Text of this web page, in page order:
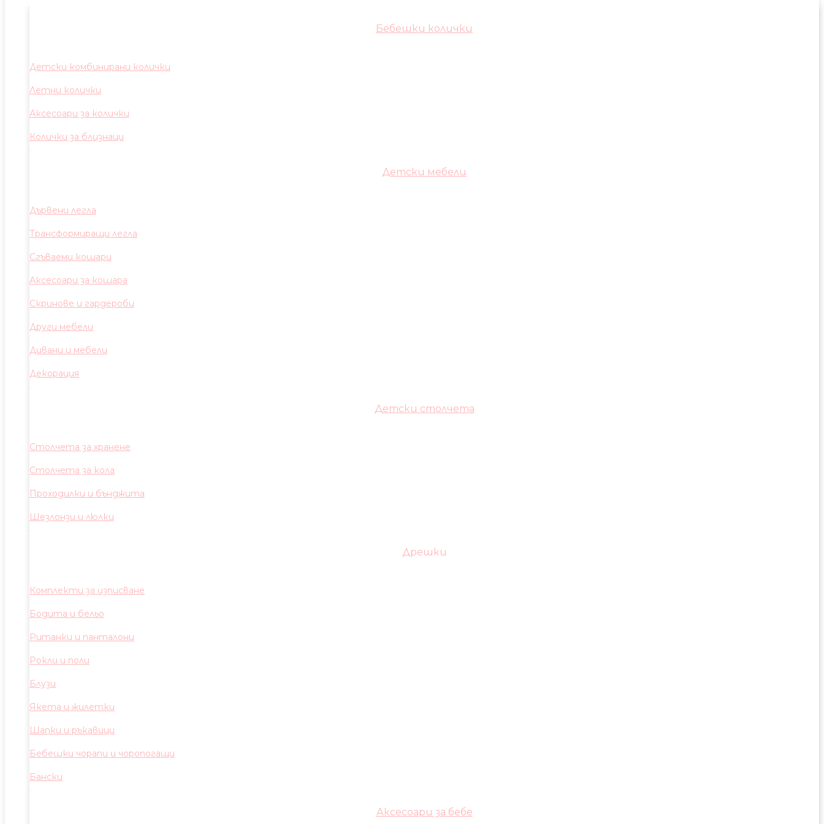
Бебешки колички
Детски комбинирани колички
Летни колички
Аксесоари за колички
Колички за близнаци
Детски мебели
Дървени легла
Трансформиращи легла
Сгъваеми кошари
Аксесоари за кошара
Скринове и гардероби
Други мебели
Дивани и мебели
Декорация
Детски столчета
Столчета за хранене
Столчета за кола
Проходилки и бънджита
Шезлонзи и люлки
Дрешки
Комплекти за изписване
Бодита и бельо
Ританки и панталони
Рокли и поли
Блузи
Якета и жилетки
Шапки и ръкавици
Бебешки чорапи и чоропогащи
Бански
Аксесоари за бебе